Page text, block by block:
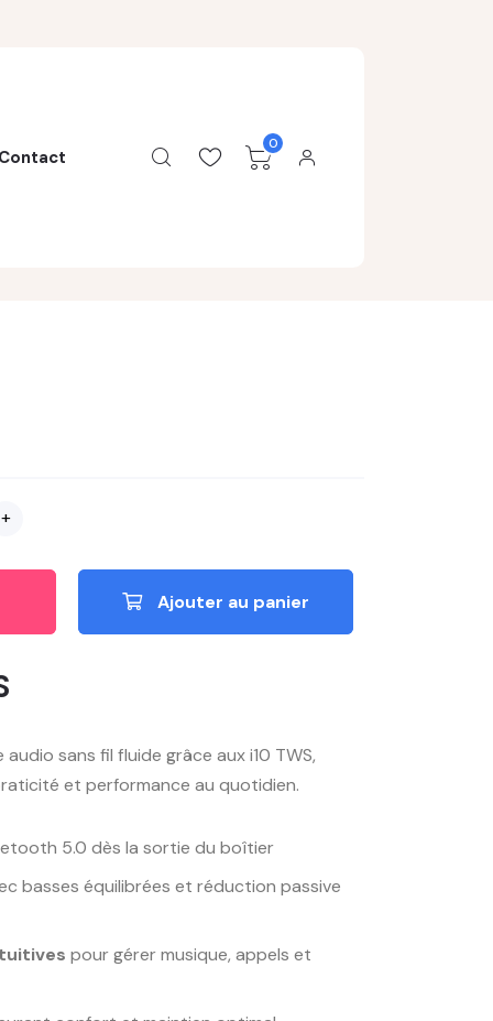
0
+
Ajouter au panier
sans fil fluide grâce aux i10 TWS,
et performance au quotidien.
5.0 dès la sortie du boîtier
basses équilibrées et réduction passive
pour gérer musique, appels et